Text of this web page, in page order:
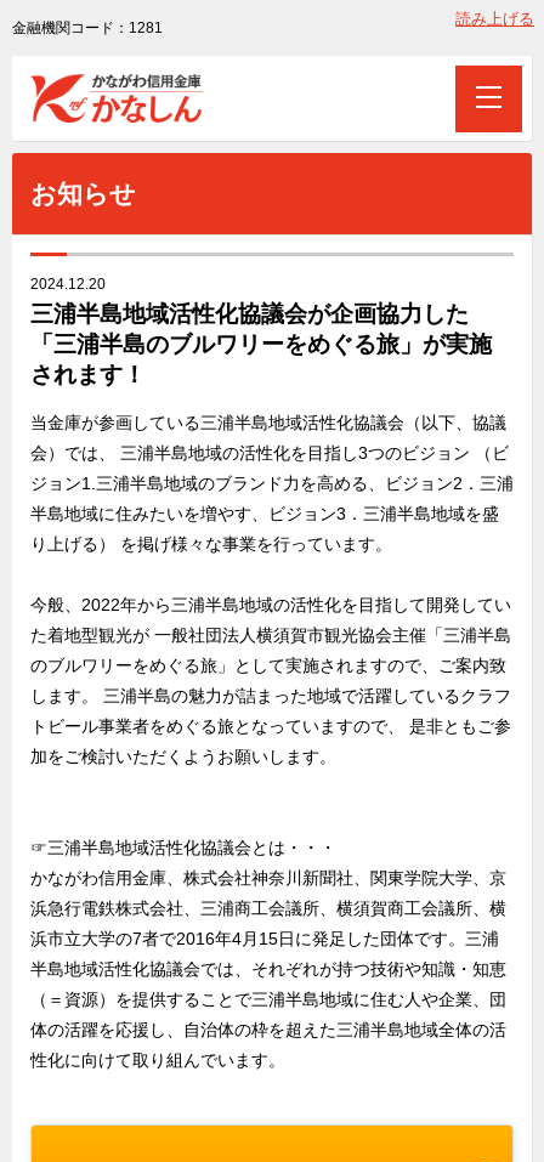
金融機関コード：1281 読み上げる
お知らせ
2024.12.20
三浦半島地域活性化協議会が企画協力した
「三浦半島のブルワリーをめぐる旅」が実施
されます！
当金庫が参画している三浦半島地域活性化協議会（以下、協議
会）では、 三浦半島地域の活性化を目指し3つのビジョン （ビ
ジョン1.三浦半島地域のブランド力を高める、ビジョン2．三浦
半島地域に住みたいを増やす、ビジョン3．三浦半島地域を盛
り上げる） を掲げ様々な事業を行っています。
今般、2022年から三浦半島地域の活性化を目指して開発してい
た着地型観光が 一般社団法人横須賀市観光協会主催「三浦半島
のブルワリーをめぐる旅」として実施されますので、ご案内致
します。 三浦半島の魅力が詰まった地域で活躍しているクラフ
トビール事業者をめぐる旅となっていますので、 是非ともご参
加をご検討いただくようお願いします。
☞三浦半島地域活性化協議会とは・・・
かながわ信用金庫、株式会社神奈川新聞社、関東学院大学、京
浜急行電鉄株式会社、三浦商工会議所、横須賀商工会議所、横
浜市立大学の7者で2016年4月15日に発足した団体です。三浦
半島地域活性化協議会では、それぞれが持つ技術や知識・知恵
（＝資源）を提供することで三浦半島地域に住む人や企業、団
体の活躍を応援し、自治体の枠を超えた三浦半島地域全体の活
性化に向けて取り組んでいます。